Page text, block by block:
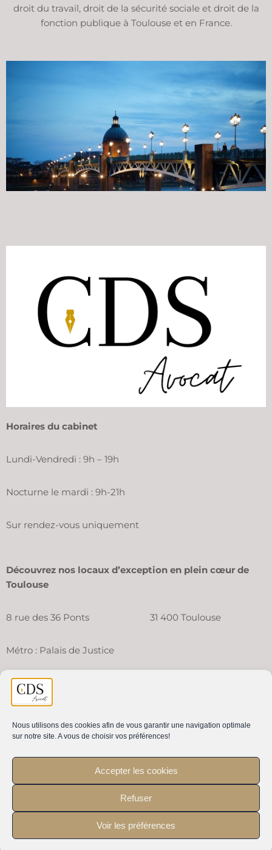
Nous utilisons des cookies afin de vous garantir une navigation optimale
sur notre site. A vous de choisir vos préférences!
Accepter les cookies
Refuser
Voir les préférences
droit du travail, droit de la sécurité sociale et droit de la
fonction publique à Toulouse et en France.
Horaires du cabinet
Lundi-Vendredi : 9h – 19h
Nocturne le mardi : 9h-21h
Sur rendez-vous uniquement
Découvrez nos locaux d’exception en plein cœur de
Toulouse
8 rue des 36 Ponts 31 400 Toulouse
Métro : Palais de Justice
Un numéro unique
questions sur votre dossier
06 87 18 32 28
Mentions légales–Plan du site
Contactez nous